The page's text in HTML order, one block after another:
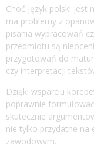
Choć język polski jest
ma problemy z
pisania wypracowań
przedmiotu są
przygotowań do
czy interpretacji
Dzięki wsparciu
poprawnie
skutecznie
nie tylko przydatne na
zawodowym.